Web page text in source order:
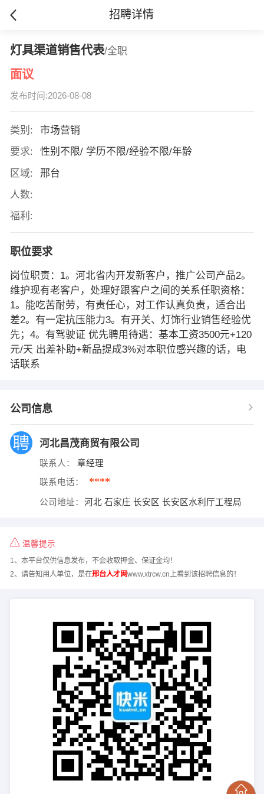
招聘详情
灯具渠道销售代表/全职
面议
发布时间:2026-08-08
类别:
市场营销
要求:
性别不限/ 学历不限/经验不限/年龄
区域:
邢台
人数:
福利:
职位要求
岗位职责：1。河北省内开发新客户，推广公司产品2。
维护现有老客户，处理好跟客户之间的关系任职资格：
1。能吃苦耐劳，有责任心，对工作认真负责，适合出
差2。有一定抗压能力3。有开关、灯饰行业销售经验优
先；4。有驾驶证 优先聘用待遇：基本工资3500元+120
元/天 出差补助+新品提成3%对本职位感兴趣的话，电
话联系
公司信息
河北昌茂商贸有限公司
联系人： 章经理
联系电话： ****
公司地址： 河北 石家庄 长安区 长安区水利厅工程局
温馨提示
1、本平台仅供信息发布，不会收取押金、保证金均！
2、请告知用人单位，是在邢台人才网www.xtrcw.cn上看到该招聘信息的！